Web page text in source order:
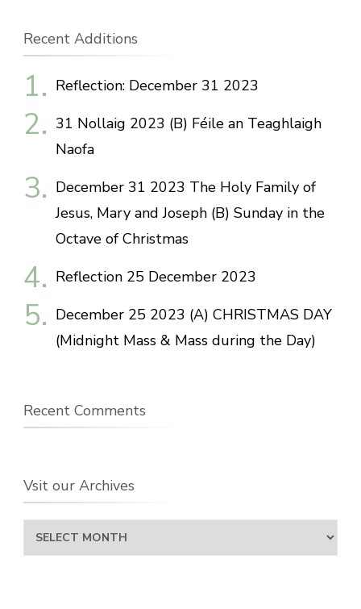
Recent Additions
Reflection: December 31 2023
31 Nollaig 2023 (B) Féile an Teaghlaigh
Naofa
December 31 2023 The Holy Family of
Jesus, Mary and Joseph (B) Sunday in the
Octave of Christmas
Reflection 25 December 2023
December 25 2023 (A) CHRISTMAS DAY
(Midnight Mass & Mass during the Day)
Recent Comments
Vsit our Archives
Vsit
our